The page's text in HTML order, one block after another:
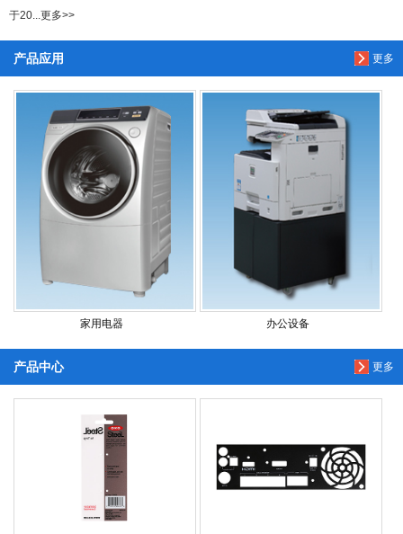
于20...更多>>
更多
产品应用
家用电器 办公设备
更多
产品中心